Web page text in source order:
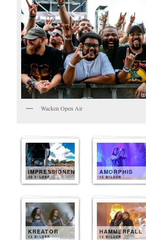
Wacken Open Air
IMPRESSIONEN
40 BILDER
AMORPHIS
15 BILDER
KREATOR
12 BILDER
HAMMERFALL
12 BILDER